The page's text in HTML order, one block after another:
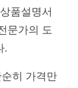
품설명서
문가의 도
.
히 가격만